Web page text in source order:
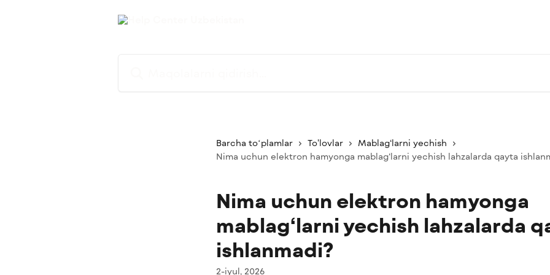
Barcha toʻplamlar To'lovlar
Mablag‘larni yechish
Nima uchun elektron hamyonga mablag‘larni yechish lahzalarda qayta
Nima uchun elektron hamyonga
mablag‘larni yechish lahzalarda
ishlanmadi?
2-iyul, 2026